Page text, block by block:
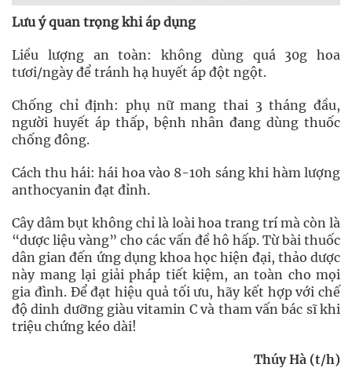
Lưu ý quan trọng khi áp dụng
Liều lượng an toàn: không dùng quá 30g hoa
tươi/ngày để tránh hạ huyết áp đột ngột.
Chống chỉ định: phụ nữ mang thai 3 tháng đầu,
người huyết áp thấp, bệnh nhân đang dùng thuốc
chống đông.
Cách thu hái: hái hoa vào 8-10h sáng khi hàm lượng
anthocyanin đạt đỉnh.
Cây dâm bụt không chỉ là loài hoa trang trí mà còn là
“dược liệu vàng” cho các vấn đề hô hấp. Từ bài thuốc
dân gian đến ứng dụng khoa học hiện đại, thảo dược
này mang lại giải pháp tiết kiệm, an toàn cho mọi
gia đình. Để đạt hiệu quả tối ưu, hãy kết hợp với chế
độ dinh dưỡng giàu vitamin C và tham vấn bác sĩ khi
triệu chứng kéo dài!
Thúy Hà (t/h)